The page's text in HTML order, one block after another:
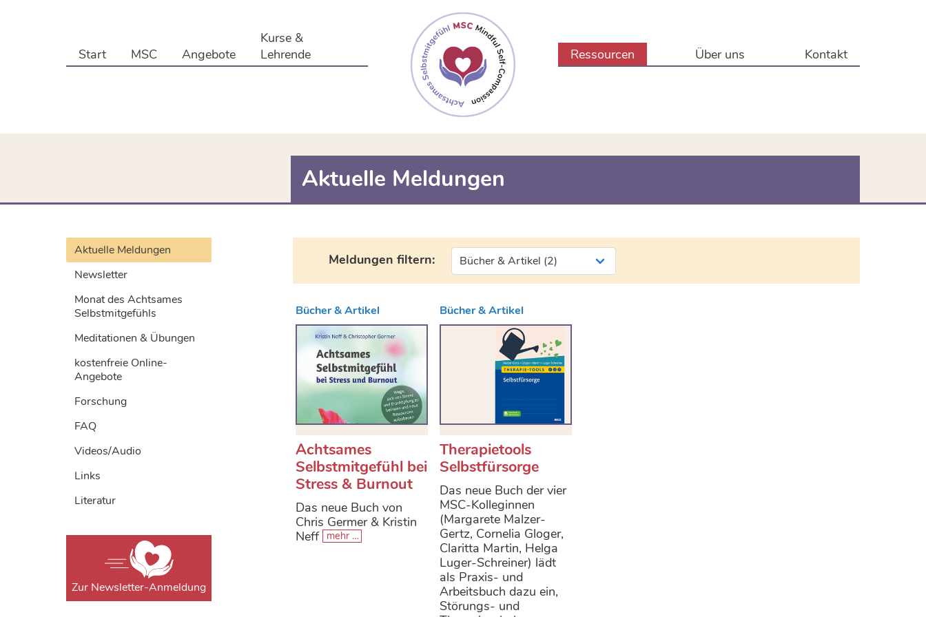
Start MSC Angebote
Kurse &
Lehrende
Ressourcen Über uns Kontakt
Aktuelle Meldungen
Aktuelle Meldungen
Newsletter
Monat des Achtsames
Selbstmitgefühls
Meditationen & Übungen
kostenfreie Online-
Angebote
Forschung
FAQ
Videos/Audio
Links
Literatur
Zur Newsletter-Anmeldung
Meldungen filtern:
Bücher & Artikel
Achtsames
Selbstmitgefühl bei
Stress & Burnout
Das neue Buch von
Chris Germer & Kristin
Neff mehr …
Bücher & Artikel
Therapietools
Selbstfürsorge
Das neue Buch der vier
MSC-Kolleginnen
(Margarete Malzer-
Gertz, Cornelia Gloger,
Claritta Martin, Helga
Luger-Schreiner) lädt
als Praxis- und
Arbeitsbuch dazu ein,
Störungs- und